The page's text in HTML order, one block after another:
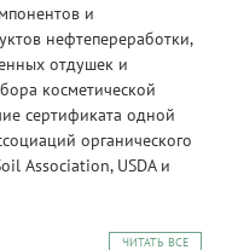
и
нефтепереработки,
отдушек и
косметической
сертификата одной
органического
Association, USDA и
ЧИТАТЬ ВСЕ